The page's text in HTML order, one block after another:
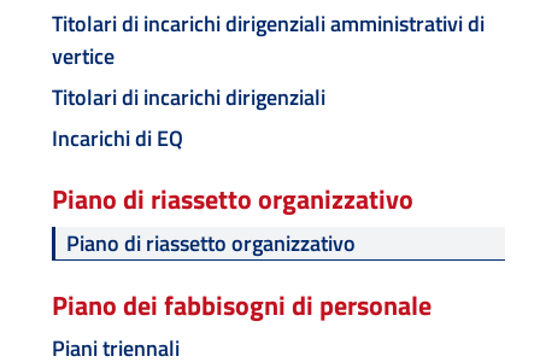
Titolari di incarichi dirigenziali amministrativi di
vertice
Titolari di incarichi dirigenziali
Incarichi di EQ
Piano di riassetto organizzativo
Piano di riassetto organizzativo
Piano dei fabbisogni di personale
Piani triennali